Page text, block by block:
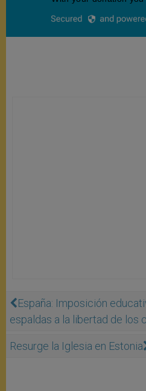
España: Imposición
espaldas a la libertad de los
Resurge la Iglesia en Estonia